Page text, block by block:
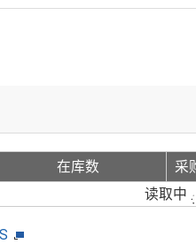
在库数
采
读取中